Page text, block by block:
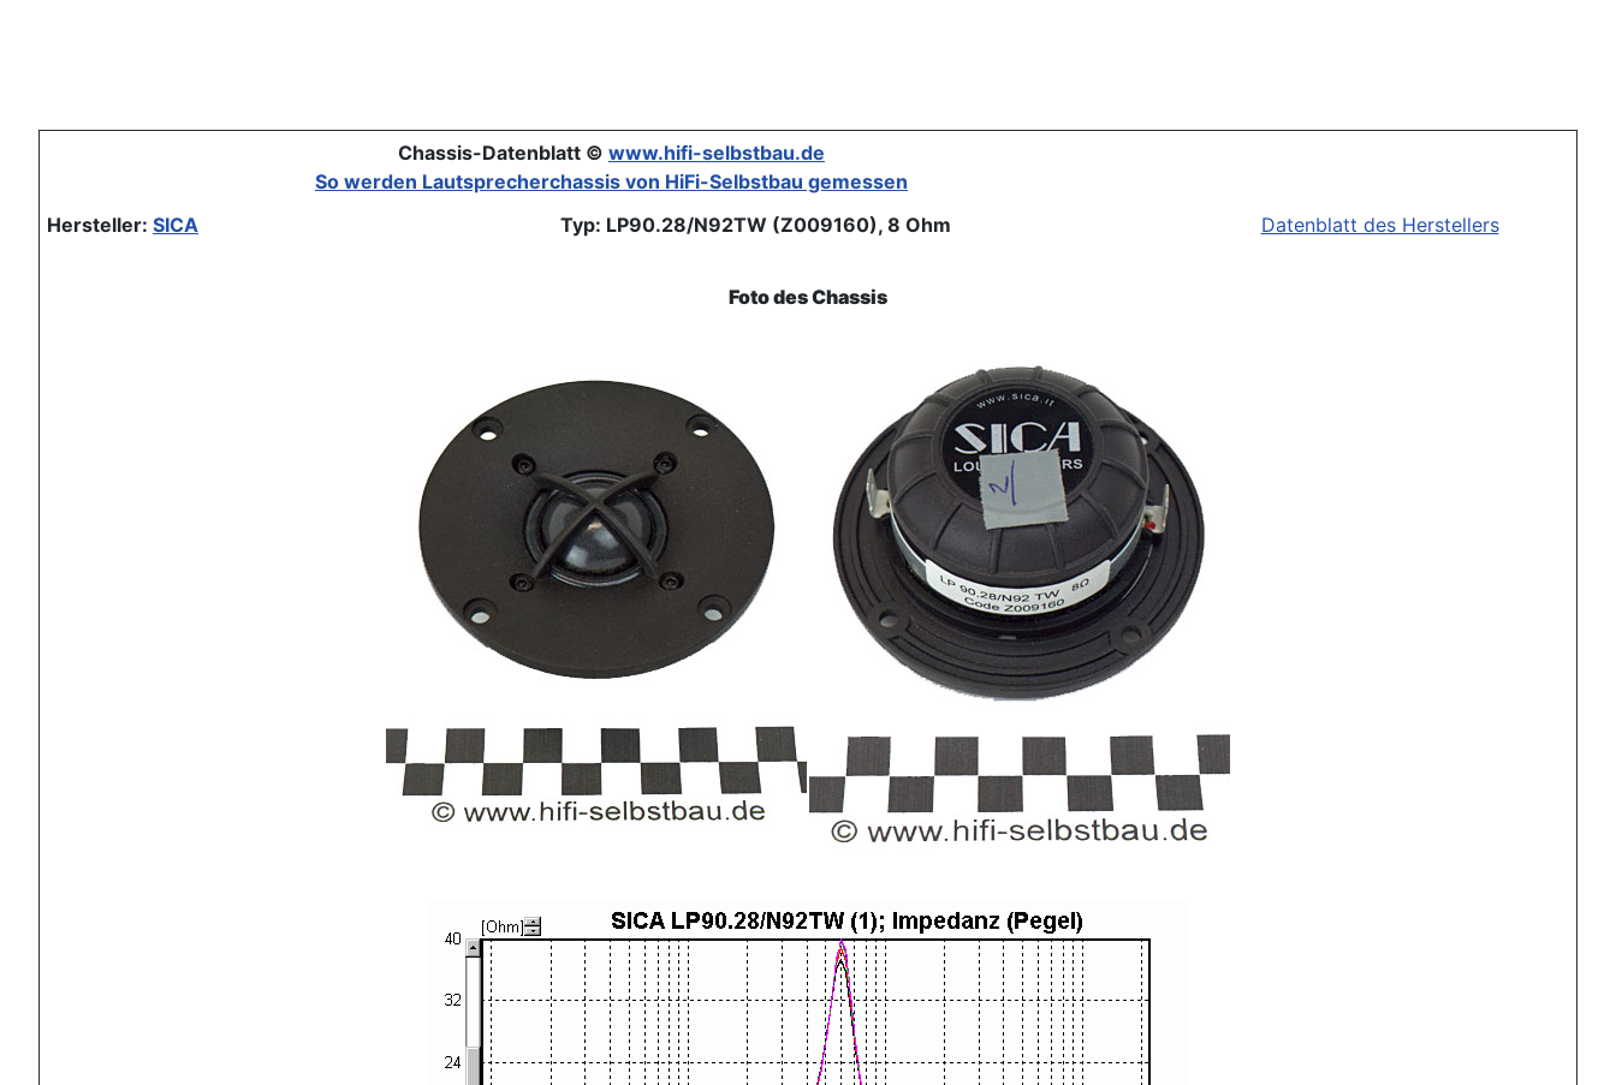
Chassis-Datenblatt © www.hifi-selbstbau.de
So werden Lautsprecherchassis von HiFi-Selbstbau gemessen
Hersteller: SICA Typ: LP90.28/N92TW (Z009160), 8 Ohm Datenblatt des Herstellers
Foto des Chassis